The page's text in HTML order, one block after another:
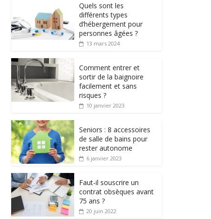
Quels sont les
différents types
d’hébergement pour
personnes âgées ?
13 mars 2024
Comment entrer et
sortir de la baignoire
facilement et sans
risques ?
10 janvier 2023
Seniors : 8 accessoires
de salle de bains pour
rester autonome
6 janvier 2023
Faut-il souscrire un
contrat obsèques avant
75 ans ?
20 juin 2022